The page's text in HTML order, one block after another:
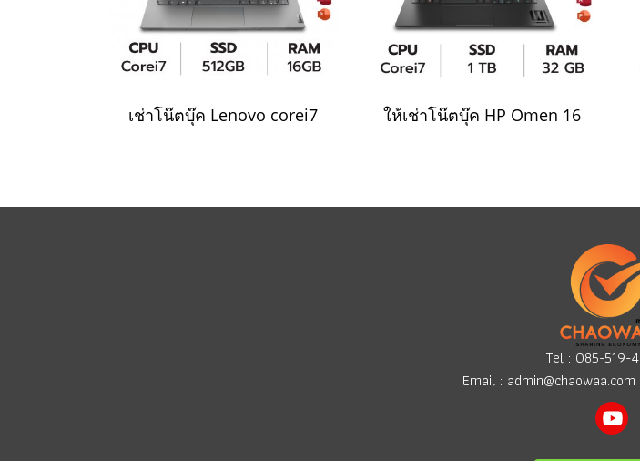
เช่าโน๊ตบุ๊ค Lenovo corei7 ให้เช่าโน๊ตบุ๊ค HP Omen 16
Tel : 085-519-
Email : admin@chaowaa.com